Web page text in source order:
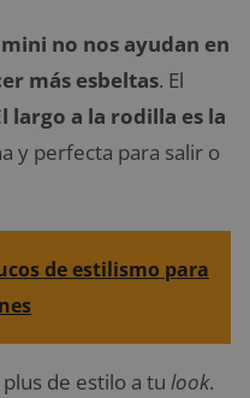
no nos ayudan en
más esbeltas. El
largo a la rodilla es la
y perfecta para salir o
de estilismo para
de estilo a tu look.